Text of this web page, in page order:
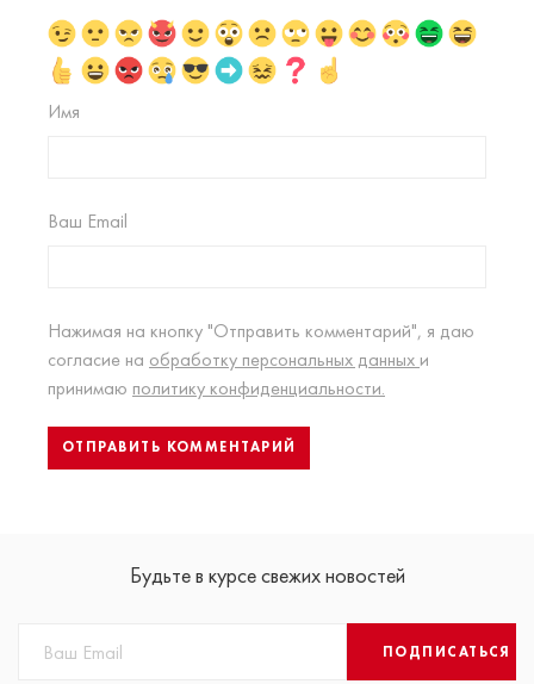
Имя
Ваш Email
Нажимая на кнопку "Отправить комментарий", я даю
согласие на обработку персональных данных и
принимаю политику конфиденциальности.
Будьте в курсе свежих новостей
ПОДПИСАТЬСЯ